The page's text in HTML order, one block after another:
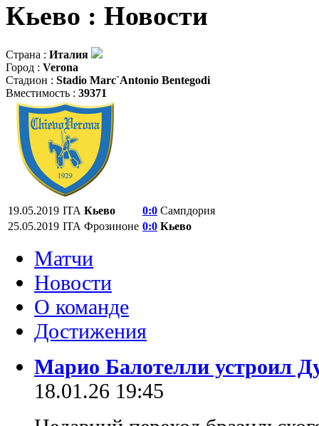
Кьево : Новости
Страна : Италия
Город : Verona
Стадион : Stadio Marc`Antonio Bentegodi
Вместимость : 39371
19.05.2019 ITA Кьево 0:0 Сампдория
25.05.2019 ITA Фрозиноне 0:0 Кьево
Матчи
Новости
О команде
Достижения
Марио Балотелли устроил
18.01.26 19:45